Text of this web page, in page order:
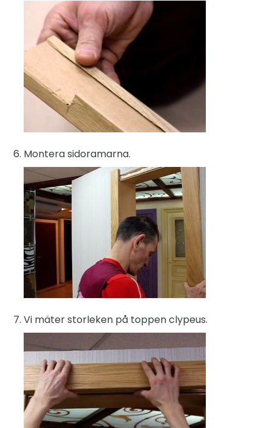
Montera sidoramarna.
Vi mäter storleken på toppen clypeus.